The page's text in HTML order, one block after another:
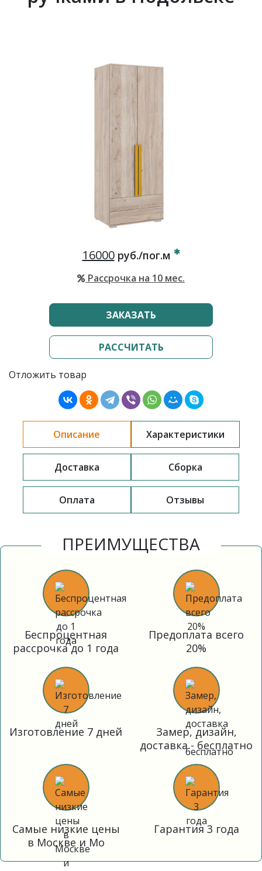
16000руб./пог.м
Рассрочка на 10 мес.
ЗАКАЗАТЬ
РАССЧИТАТЬ
Отложить товар
Описание Характеристики
Доставка Сборка
Оплата Отзывы
ПРЕИМУЩЕСТВА
Беспроцентная
рассрочка до 1 года
Предоплата всего
20%
Изготовление 7 дней
Замер, дизайн,
доставка - бесплатно
Самые низкие цены
в Москве и Мо
Гарантия 3 года